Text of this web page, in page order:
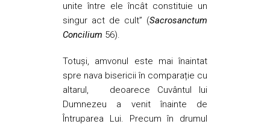
unite între ele încât constituie un
singur act de cult” (Sacrosanctum
Concilium 56).
Totuşi, amvonul este mai înaintat
spre nava bisericii în comparație cu
altarul, deoarece Cuvântul lui
Dumnezeu a venit înainte de
Întruparea Lui. Precum în drumul